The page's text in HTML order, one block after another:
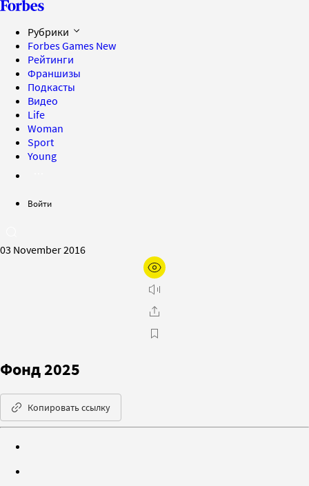
Рубрики
Forbes Games New
Рейтинги
Франшизы
Подкасты
Видео
Life
Woman
Sport
Young
Войти
03 November 2016
Фонд 2025
Копировать ссылку